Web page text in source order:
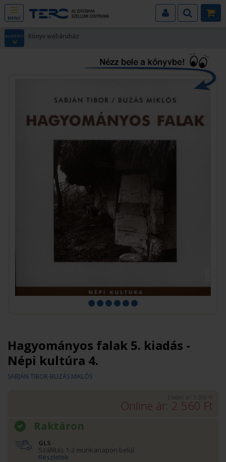
MENÜ
ALMENÜ Könyv webáruház
Hagyományos falak 5. kiadás -
Népi kultúra 4.
SABJÁN TIBOR-BUZÁS MIKLÓS
Eredeti ár: 3 200 Ft
Online ár: 2 560 Ft
Raktáron
GLS
Szállítás 1-2 munkanapon belül.
Részletek